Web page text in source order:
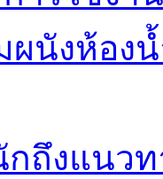
นังห้อง
ถึงแนว